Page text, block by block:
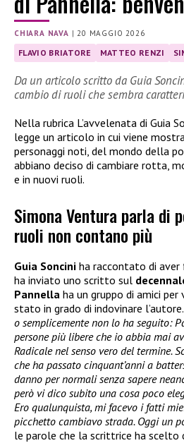
CHIARA NAVA | 20 MAGGIO 2026
FLAVIO BRIATORE MATTEO RENZI
Da un articolo scritto da Guia
cambio di ruoli che sembra
Nella rubrica L’avvelenata di Guia
legge un articolo in cui viene
personaggi noti, del mondo della
abbiano deciso di cambiare rotta,
e in nuovi ruoli.
Simona Ventura parla di
ruoli non contano più
Guia Soncini ha raccontato di
ha inviato uno scritto sul
Pannella ha un gruppo di amici per
stato in grado di indovinare l’autore.
o semplicemente non lo ha seguito:
persone più libere che io abbia mai
Radicale nel senso vero del termine.
che ha passato cinquant’anni a
danno per normali senza sapere
però vi dico subito una cosa poco
Ero qualunquista, mi facevo i fatti
picchetto cambiavo strada. Oggi un
le parole che la scrittrice ha scelto